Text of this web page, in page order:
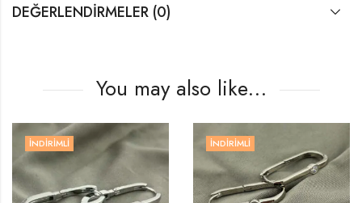
DEĞERLENDIRMELER (0)
You may also like…
İNDIRIMLI İNDIRIMLI